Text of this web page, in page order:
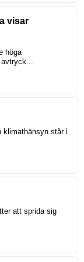
visar
höga
avtryck...
klimathänsyn står i
att sprida sig